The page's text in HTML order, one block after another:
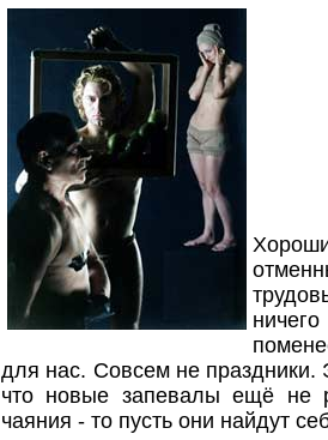
для нас. Совсем не
что новые запевалы ещё не
чаяния - то пусть они найдут